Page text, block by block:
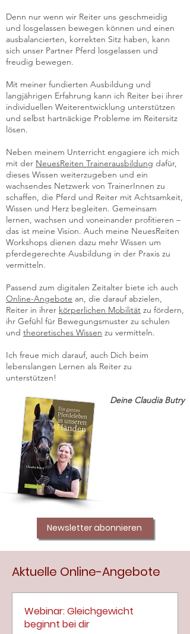
Denn nur wenn wir Reiter uns geschmeidig
und losgelassen bewegen können und einen
ausbalancierten, korrekten Sitz haben, kann
sich unser Partner Pferd losgelassen und
freudig bewegen.
Mit meiner fundierten Ausbildung und
langjährigen Erfahrung kann ich Reiter bei ihrer
individuellen Weiterentwicklung unterstützen
und selbst hartnäckige Probleme im Reitersitz
lösen.
Neben meinem Unterricht engagiere ich mich
mit der NeuesReiten Trainerausbildung dafür,
dieses Wissen weiterzugeben und ein
wachsendes Netzwerk von TrainerInnen zu
schaffen, die Pferd und Reiter mit Achtsamkeit,
Wissen und Herz begleiten. Gemeinsam
lernen, wachsen und voneinander profitieren –
das ist meine Vision. Auch meine NeuesReiten
Workshops dienen dazu mehr Wissen um
pferdegerechte Ausbildung in der Praxis zu
vermitteln.
Passend zum digitalen Zeitalter biete ich auch
Online-Angebote an, die darauf abzielen,
Reiter in ihrer körperlichen Mobilität zu fördern,
ihr Gefühl für Bewegungsmuster zu schulen
und theoretisches Wissen zu vermitteln.
Ich freue mich darauf, auch Dich beim
lebenslangen Lernen als Reiter zu
unterstützen!
Deine Claudia Butry
Newsletter abonnieren
Aktuelle Online-Angebote
Webinar: Gleichgewicht
beginnt bei dir